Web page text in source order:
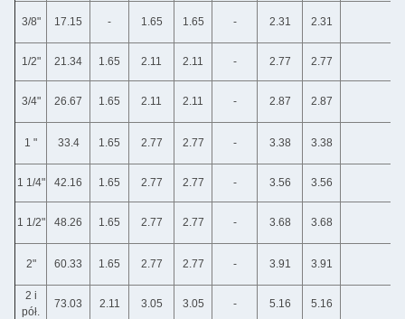
3/8" 17.15 - 1.65 1.65 - 2.31 2.31
1/2" 21.34 1.65 2.11 2.11 - 2.77 2.77
3/4" 26.67 1.65 2.11 2.11 - 2.87 2.87
1 " 33.4 1.65 2.77 2.77 - 3.38 3.38
1 1/4" 42.16 1.65 2.77 2.77 - 3.56 3.56
1 1/2" 48.26 1.65 2.77 2.77 - 3.68 3.68
2" 60.33 1.65 2.77 2.77 - 3.91 3.91
2 i
pół.
73.03 2.11 3.05 3.05 - 5.16 5.16